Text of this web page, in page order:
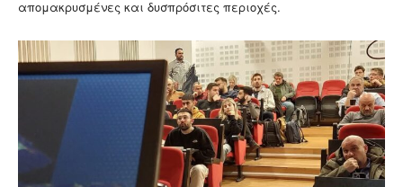
απομακρυσμένες και δυσπρόσιτες περιοχές.